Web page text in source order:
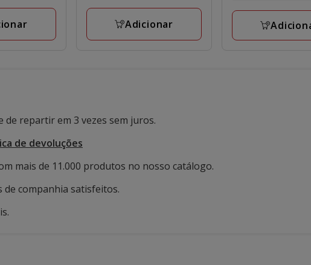
Adicionar
1
avaliações
a
31.99€
de repartir em 3 vezes sem juros.
de devoluções
mais de 11.000 produtos no nosso catálogo.
de companhia satisfeitos.